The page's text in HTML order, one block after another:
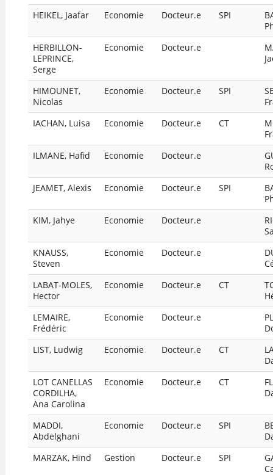
HEIKEL, Jaafar
Economie Docteur.e SPI
HERBILLON-
LEPRINCE,
Serge
Economie Docteur.e
HIMOUNET,
Nicolas
Economie Docteur.e SPI
IACHAN, Luisa
Economie Docteur.e CT
ILMANE, Hafid
Economie Docteur.e
JEAMET, Alexis
Economie Docteur.e SPI
KIM, Jahye
Economie Docteur.e
KNAUSS,
Steven
Economie Docteur.e
LABAT-MOLES,
Hector
Economie Docteur.e CT
LEMAIRE,
Frédéric
Economie Docteur.e
LIST, Ludwig
Economie Docteur.e CT
LOT CANELLAS
CORDILHA,
Ana Carolina
Economie Docteur.e CT
MADDI,
Abdelghani
Economie Docteur.e SPI
MARZAK, Hind
Gestion Docteur.e SPI